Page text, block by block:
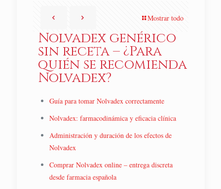
Mostrar todo
Nolvadex genérico
sin receta – ¿Para
quién se recomienda
Nolvadex?
Guía para tomar Nolvadex correctamente
Nolvadex: farmacodinámica y eficacia clínica
Administración y duración de los efectos de
Nolvadex
Comprar Nolvadex online – entrega discreta
desde farmacia española